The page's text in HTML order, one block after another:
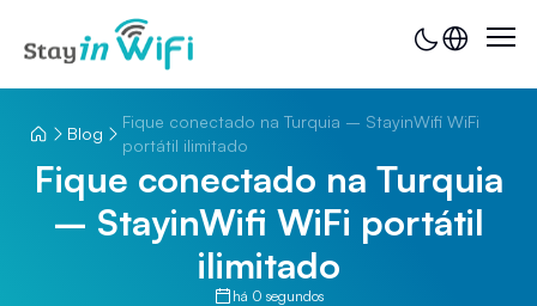
Blog
Fique conectado na Turquia – StayinWifi WiFi
portátil ilimitado
Fique conectado na Turquia
– StayinWifi WiFi portátil
ilimitado
há 0 segundos